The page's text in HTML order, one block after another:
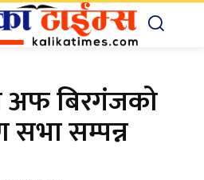
अफ बिरगंजको
सभा सम्पन्न